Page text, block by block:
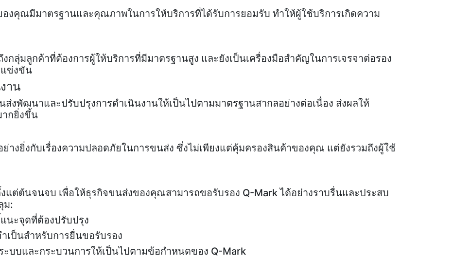
งคุณมีมาตรฐานและคุณภาพในการให้บริการที่ได้รับการยอมรับ ทำให้ผู้ใช้บริการเกิดความ
งกลุ่มลูกค้าที่ต้องการผู้ให้บริการที่มีมาตรฐานสูง และยังเป็นเครื่องมือสำคัญในการเจรจาต่อรอง
แข่งขัน
าน
งพัฒนาและปรับปรุงการดำเนินงานให้เป็นไปตามมาตรฐานสากลอย่างต่อเนื่อง ส่งผลให้
ากยิ่งขึ้น
างยิ่งกับเรื่องความปลอดภัยในการขนส่ง ซึ่งไม่เพียงแต่คุ้มครองสินค้าของคุณ แต่ยังรวมถึงผู้ใช้
แต่ต้นจนจบ เพื่อให้ธุรกิจขนส่งของคุณสามารถขอรับรอง Q-Mark ได้อย่างราบรื่นและประสบ
ม:
นะจุดที่ต้องปรับปรุง
เป็นสำหรับการยื่นขอรับรอง
บบและกระบวนการให้เป็นไปตามข้อกำหนดของ Q-Mark